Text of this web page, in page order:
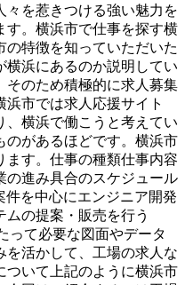
々を惹きつける強い魅力を
す。横浜市で仕事を探す横
特徴を知っていただいた
横浜にあるのか説明してい
そのため積極的に求人募集
市では求人応援サイト
、横浜で働こうと考えてい
のがあるほどです。横浜市
ます。仕事の種類仕事内容
の進み具合のスケジュール
を中心にエンジニア開発
ムの提案・販売を行う
って必要な図面やデータ
を活かして、工場の求人な
ついて上記のように横浜市